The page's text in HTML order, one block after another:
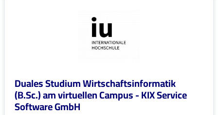
Duales Studium Wirtschaftsinformatik
(B.Sc.) am virtuellen Campus - KIX Service
Software GmbH